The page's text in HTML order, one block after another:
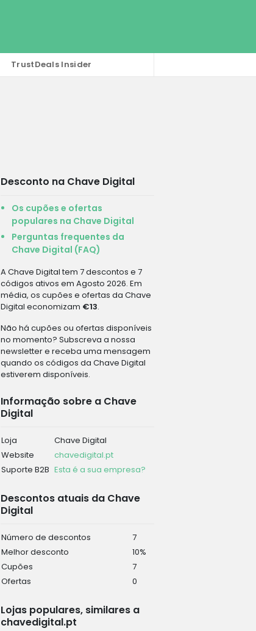
TrustDeals Insider
Desconto na Chave Digital
Os cupões e ofertas
populares na Chave Digital
Perguntas frequentes da
Chave Digital (FAQ)
A Chave Digital tem 7 descontos e 7
códigos ativos em Agosto 2026. Em
média, os cupões e ofertas da Chave
Digital economizam €13.
Não há cupões ou ofertas disponíveis
no momento? Subscreva a nossa
newsletter e receba uma mensagem
quando os códigos da Chave Digital
estiverem disponíveis.
Informação sobre a Chave
Digital
Loja
Chave Digital
Website
chavedigital.pt
Suporte B2B Esta é a sua empresa?
Descontos atuais da Chave
Digital
Número de descontos
7
Melhor desconto
10%
Cupões
7
Ofertas
0
Lojas populares, similares a
chavedigital.pt